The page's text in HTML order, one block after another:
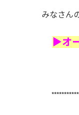
みなさん
▶オ